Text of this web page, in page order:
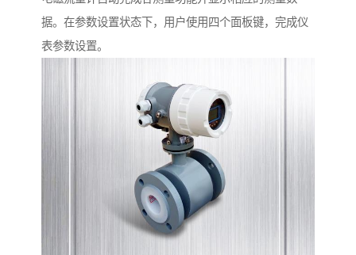
据。在参数设置状态下，用户使用四个面板键，完成仪
表参数设置。